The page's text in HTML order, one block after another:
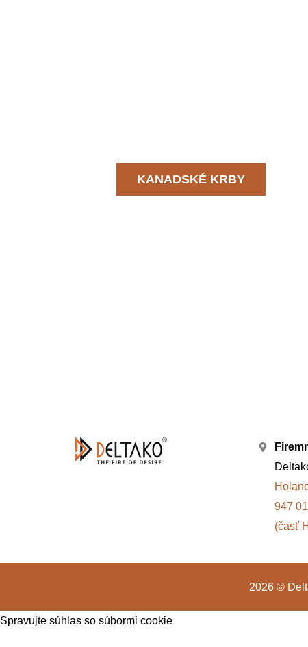
KANADSKÉ KRBY
947
(časť
2026 ©
Spravujte súhlas so súbormi cookie